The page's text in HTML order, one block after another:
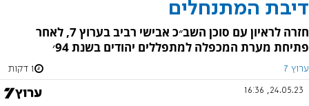
דיבת המתנחלים
חזרה לראיון עם סוכן השב״כ אבישי רביב בערוץ 7, לאחר
פתיחת מערת המכפלה למתפללים יהודים בשנת 94׳
ערוץ 7 1 דקות
24.05.23, 16:36